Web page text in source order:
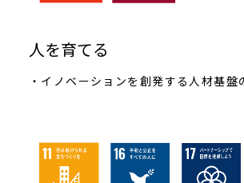
人を育てる
・イノベーションを創発する人材基盤